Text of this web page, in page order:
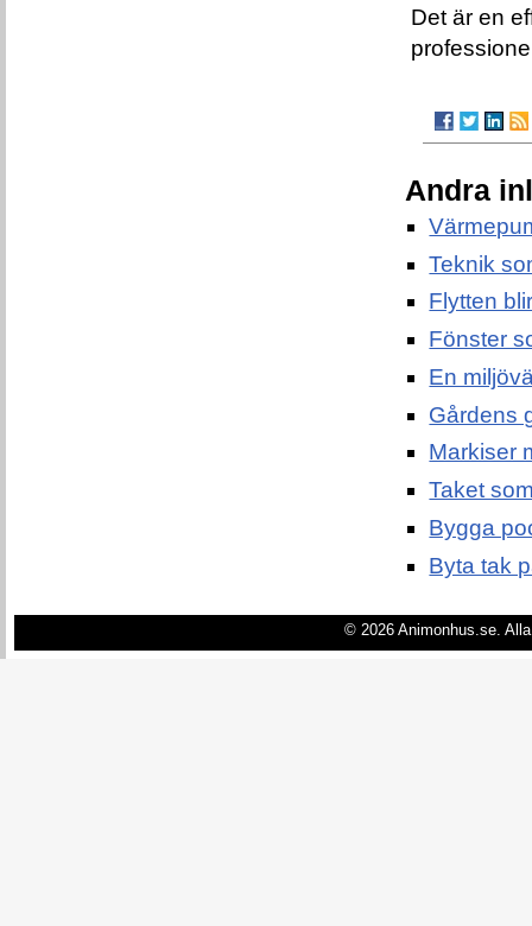
Det är en
Andra
Teknik
Flytten
Fönster
En
Gårdens
Markiser
Taket
Bygga
Byta tak
© 2026 Animonhus.se.